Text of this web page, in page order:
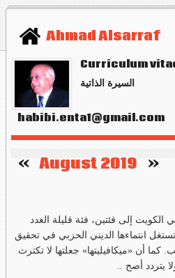
Ahmad Alsarraf
Curriculum
السيرة الذاتية
habibi.enta1@gmail.com
«
August 2019
»
إلى فئتين، فئة قليلة العدد
انتماءها الديني الحزبي في تحقيق
كما أن «ميكافيليتها» جعلتها لا تكترث
يتردد أصح ..